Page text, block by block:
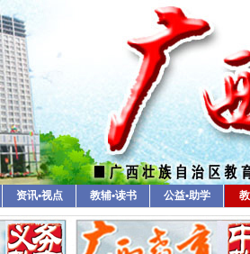
资讯•视点 教辅•读书 公益•助学